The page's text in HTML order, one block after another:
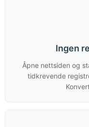
Ingen
Åpne nettsiden og
tidkrevende